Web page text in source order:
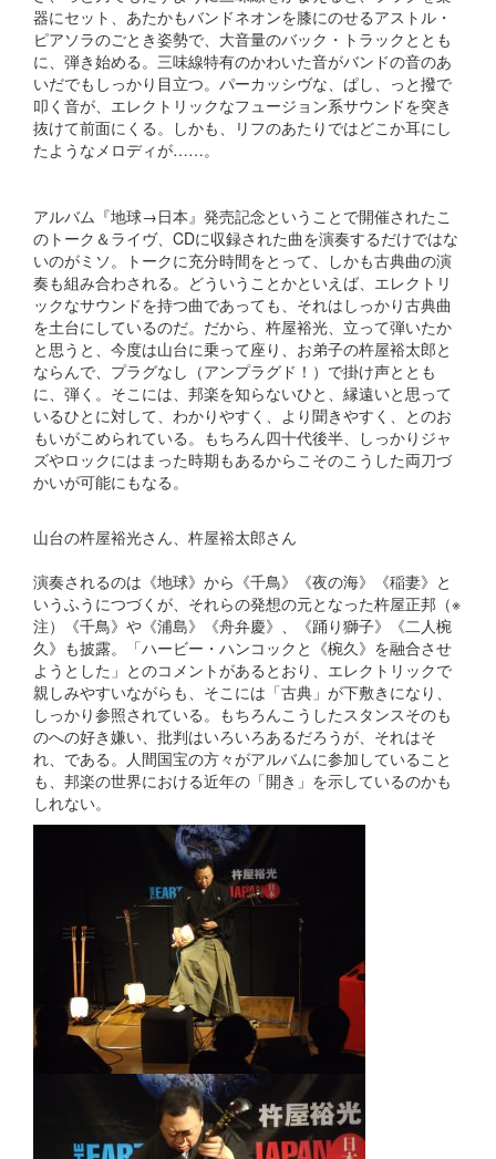
器にセット、あたかもバンドネオンを膝にのせるアストル・
ピアソラのごとき姿勢で、大音量のバック・トラックととも
に、弾き始める。三味線特有のかわいた音がバンドの音のあ
いだでもしっかり目立つ。パーカッシヴな、ぱし、っと撥で
叩く音が、エレクトリックなフュージョン系サウンドを突き
抜けて前面にくる。しかも、リフのあたりではどこか耳にし
たようなメロディが……。
アルバム『地球→日本』発売記念ということで開催されたこ
のトーク＆ライヴ、CDに収録された曲を演奏するだけではな
いのがミソ。トークに充分時間をとって、しかも古典曲の演
奏も組み合わされる。どういうことかといえば、エレクトリ
ックなサウンドを持つ曲であっても、それはしっかり古典曲
を土台にしているのだ。だから、杵屋裕光、立って弾いたか
と思うと、今度は山台に乗って座り、お弟子の杵屋裕太郎と
ならんで、プラグなし（アンプラグド！）で掛け声ととも
に、弾く。そこには、邦楽を知らないひと、縁遠いと思って
いるひとに対して、わかりやすく、より聞きやすく、とのお
もいがこめられている。もちろん四十代後半、しっかりジャ
ズやロックにはまった時期もあるからこそのこうした両刀づ
かいが可能にもなる。
山台の杵屋裕光さん、杵屋裕太郎さん
演奏されるのは《地球》から《千鳥》《夜の海》《稲妻》と
いうふうにつづくが、それらの発想の元となった杵屋正邦（※
注）《千鳥》や《浦島》《舟弁慶》、《踊り獅子》《二人椀
久》も披露。「ハービー・ハンコックと《椀久》を融合させ
ようとした」とのコメントがあるとおり、エレクトリックで
親しみやすいながらも、そこには「古典」が下敷きになり、
しっかり参照されている。もちろんこうしたスタンスそのも
のへの好き嫌い、批判はいろいろあるだろうが、それはそ
れ、である。人間国宝の方々がアルバムに参加していること
も、邦楽の世界における近年の「開き」を示しているのかも
しれない。